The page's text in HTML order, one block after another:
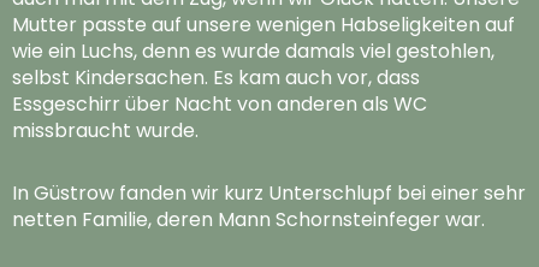
Mutter passte auf unsere wenigen Habseligkeiten auf
wie ein Luchs, denn es wurde damals viel gestohlen,
selbst Kindersachen. Es kam auch vor, dass
Essgeschirr über Nacht von anderen als WC
missbraucht wurde.
In Güstrow fanden wir kurz Unterschlupf bei einer sehr
netten Familie, deren Mann Schornsteinfeger war.